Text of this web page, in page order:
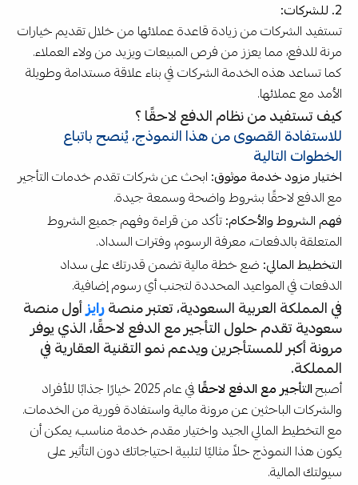
2. للشركات:
تستفيد الشركات من زيادة قاعدة عملائها من خلال تقديم خيارات
مرنة للدفع، مما يعزز من فرص المبيعات ويزيد من ولاء العملاء.
كما تساعد هذه الخدمة الشركات في بناء علاقة مستدامة وطويلة
الأمد مع عملائها.
كيف تستفيد من نظام الدفع لاحقًا ؟
للاستفادة القصوى من هذا النموذج، يُنصح باتباع
الخطوات التالية
اختيار مزود خدمة موثوق: ابحث عن شركات تقدم خدمات التأجير
مع الدفع لاحقًا بشروط واضحة وسمعة جيدة.
فهم الشروط والأحكام: تأكد من قراءة وفهم جميع الشروط
المتعلقة بالدفعات، معرفة الرسوم، وفترات السداد.
التخطيط المالي: ضع خطة مالية تضمن قدرتك على سداد
الدفعات في المواعيد المحددة لتجنب أي رسوم إضافية.
في المملكة العربية السعودية، تعتبر منصة رايز أول منصة
سعودية تقدم حلول التأجير مع الدفع لاحقًا، الذي يوفر
مرونة أكبر للمستأجرين ويدعم نمو التقنية العقارية في
المملكة.
أصبح التأجير مع الدفع لاحقًا
في عام 2025 خيارًا جذابًا للأفراد
والشركات الباحثين عن مرونة مالية واستفادة فورية من الخدمات.
مع التخطيط المالي الجيد واختيار مقدم خدمة مناسب، يمكن أن
يكون هذا النموذج حلاً مثاليًا لتلبية احتياجاتك دون التأثير على
سيولتك المالية.